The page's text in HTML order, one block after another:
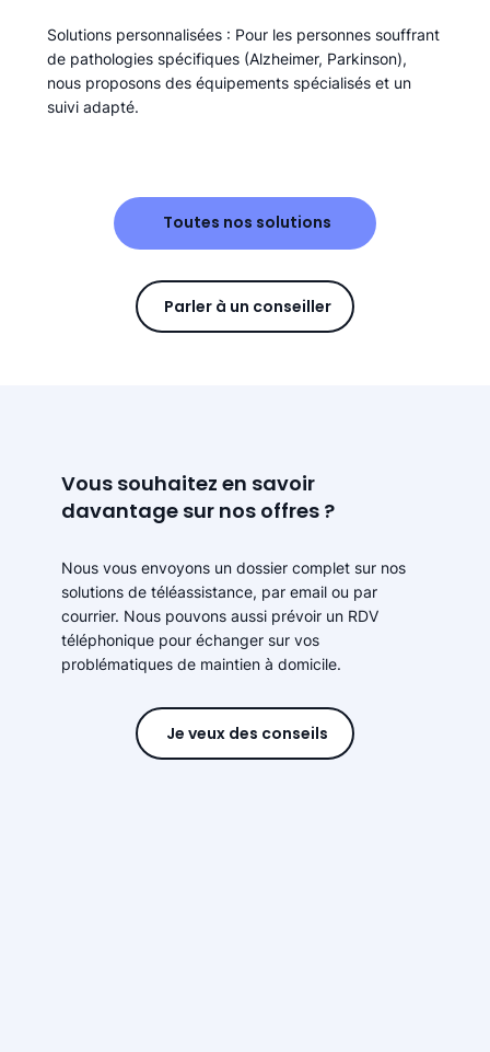
Solutions personnalisées : Pour les personnes souffrant
de pathologies spécifiques (Alzheimer, Parkinson),
nous proposons des équipements spécialisés et un
suivi adapté.
Toutes nos solutions
Parler à un conseiller
Vous souhaitez en savoir
davantage sur nos offres ?
Nous vous envoyons un dossier complet sur nos
solutions de téléassistance, par email ou par
courrier. Nous pouvons aussi prévoir un RDV
téléphonique pour échanger sur vos
problématiques de maintien à domicile.
Je veux des conseils